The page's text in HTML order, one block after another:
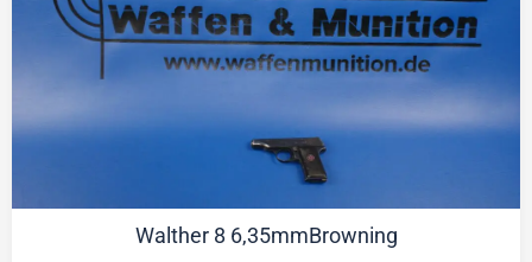
Walther 8 6,35mmBrowning